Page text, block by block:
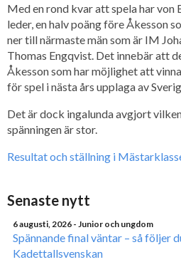
Med en rond kvar att spela har von
leder, en halv poäng före Åkesson
ner till närmaste män som är IM
Thomas Engqvist. Det innebär att
Åkesson som har möjlighet att
för spel i nästa års upplaga av
Det är dock ingalunda avgjort
spänningen är stor.
Resultat och ställning i
Senaste nytt
6 augusti, 2026 - Junior och ungdom
Spännande final väntar – så följer
Kadettallsvenskan